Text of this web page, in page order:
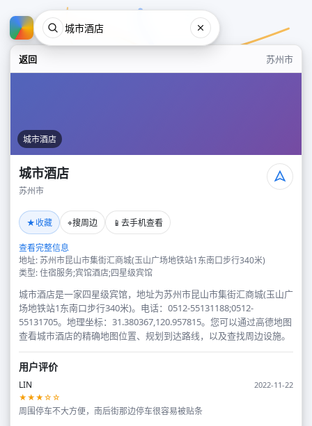
返回 苏州市
城市酒店
城市酒店
苏州市
★收藏 ⌖搜周边 📱 去手机查看
查看完整信息
地址: 苏州市昆山市集街汇商城(玉山广场地铁站1东南口步行340米)
类型: 住宿服务;宾馆酒店;四星级宾馆
城市酒店是一家四星级宾馆，地址为苏州市昆山市集街汇商城(玉山广
场地铁站1东南口步行340米)。电话：0512-55131188;0512-
55131705。地理坐标：31.380367,120.957815。您可以通过高德地图
查看城市酒店的精确地图位置、规划到达路线，以及查找周边设施。
用户评价
LIN
2022-11-22
★★★☆☆
周围停车不大方便，南后街那边停车很容易被贴条